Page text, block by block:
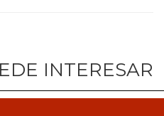
INTERESAR